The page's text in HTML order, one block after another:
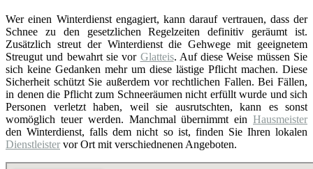
Wer einen Winterdienst engagiert, kann darauf vertrauen, dass der
Schnee zu den gesetzlichen Regelzeiten definitiv geräumt ist.
Zusätzlich streut der Winterdienst die Gehwege mit geeignetem
Streugut und bewahrt sie vor Glatteis. Auf diese Weise müssen Sie
sich keine Gedanken mehr um diese lästige Pflicht machen. Diese
Sicherheit schützt Sie außerdem vor rechtlichen Fallen. Bei Fällen,
in denen die Pflicht zum Schneeräumen nicht erfüllt wurde und sich
Personen verletzt haben, weil sie ausrutschten, kann es sonst
womöglich teuer werden. Manchmal übernimmt ein Hausmeister
den Winterdienst, falls dem nicht so ist, finden Sie Ihren lokalen
Dienstleister vor Ort mit verschiednenen Angeboten.